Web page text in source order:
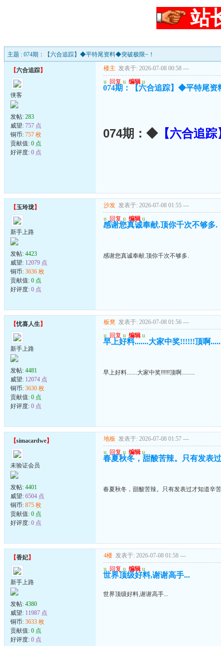
站
主题 : 074期：【六合追踪】◆平特尾资料◆突破极限~！
【六合追踪】
侠客
发帖: 283
威望: 757 点
铜币: 757 枚
贡献值: 0 点
好评度: 0 点
楼主 发表于: 2026-07-08 00:58 ---
u 回复 u 编辑 u
074期：【六合追踪】◆平特尾
074期：◆【六合追踪
【玉玲珑】
新手上路
发帖: 4423
威望: 12079 点
铜币: 3636 枚
贡献值: 0 点
好评度: 0 点
沙发 发表于: 2026-07-08 01:55 ---
u 回复 u 编辑 u
感谢您真诚奉献.顶你千次不够多.
感谢您真诚奉献.顶你千次不够多.
【忧喜人生】
新手上路
发帖: 4481
威望: 12074 点
铜币: 3630 枚
贡献值: 0 点
好评度: 0 点
板凳 发表于: 2026-07-08 01:56 ---
u 回复 u 编辑 u
早上好料.......大家中奖!!!!!!顶啊
早上好料.......大家中奖!!!!!!顶啊.........
【simacardwe】
未验证会员
发帖: 4401
威望: 6504 点
铜币: 875 枚
贡献值: 0 点
好评度: 0 点
地板 发表于: 2026-07-08 01:57 ---
u 回复 u 编辑 u
春夏秋冬，甜酸苦辣。只有发表
春夏秋冬，甜酸苦辣。只有发表过才知道辛
【香妃】
新手上路
发帖: 4380
威望: 11987 点
铜币: 3633 枚
贡献值: 0 点
好评度: 0 点
4楼 发表于: 2026-07-08 01:58 ---
u 回复 u 编辑 u
世界顶级好料,谢谢高手...
世界顶级好料,谢谢高手...